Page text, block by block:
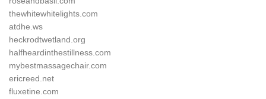
thewhitewhitelights.com
atdhe.ws
heckrodtwetland.org
halfheardinthestillness.com
mybestmassagechair.com
ericreed.net
fluxetine.com